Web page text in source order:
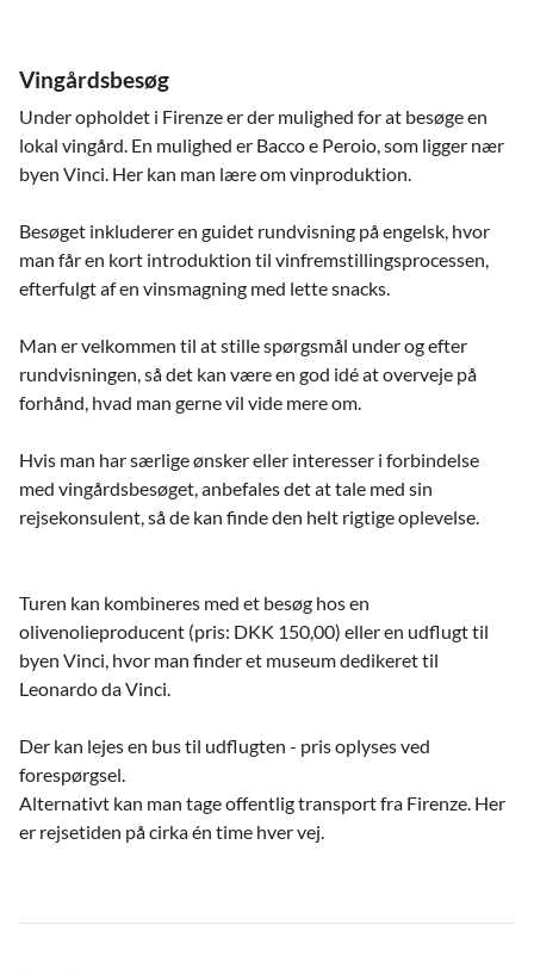
Vingårdsbesøg
Under opholdet i Firenze er der mulighed for at besøge en
lokal vingård. En mulighed er Bacco e Peroio, som ligger nær
byen Vinci. Her kan man lære om vinproduktion.
Besøget inkluderer en guidet rundvisning på engelsk, hvor
man får en kort introduktion til vinfremstillingsprocessen,
efterfulgt af en vinsmagning med lette snacks.
Man er velkommen til at stille spørgsmål under og efter
rundvisningen, så det kan være en god idé at overveje på
forhånd, hvad man gerne vil vide mere om.
Hvis man har særlige ønsker eller interesser i forbindelse
med vingårdsbesøget, anbefales det at tale med sin
rejsekonsulent, så de kan finde den helt rigtige oplevelse.
Turen kan kombineres med et besøg hos en
olivenolieproducent (pris: DKK 150,00) eller en udflugt til
byen Vinci, hvor man finder et museum dedikeret til
Leonardo da Vinci.
Der kan lejes en bus til udflugten - pris oplyses ved
forespørgsel.
Alternativt kan man tage offentlig transport fra Firenze. Her
er rejsetiden på cirka én time hver vej.